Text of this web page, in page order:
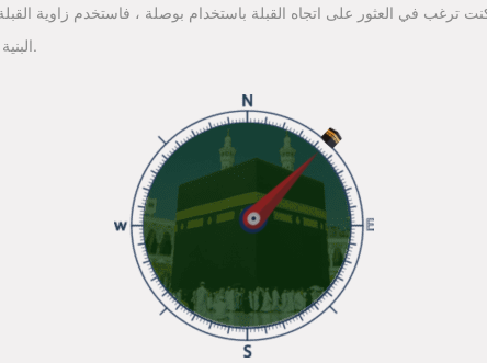
ترغب في العثور على اتجاه القبلة باستخدام بوصلة ، فاستخدم زاوية
البنية الأساسية لخرائط جوجل للعثور على اتجاه القبلة.